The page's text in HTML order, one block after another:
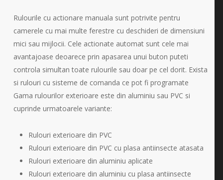
Rulourile cu actionare manuala sunt potrivite pentru
camerele cu mai multe ferestre cu deschideri de dimensiuni
mici sau mijlocii. Cele actionate automat sunt cele mai
avantajoase deoarece prin apasarea unui buton puteti
controla simultan toate rulourile sau doar pe cel dorit. Exista
si rulouri cu sisteme de comanda ce pot fi programate
Gama rulourilor exterioare este din aluminiu sau PVC si
cuprinde urmatoarele variante:
Rulouri exterioare din PVC
Rulouri exterioare din PVC cu plasa antiinsecte atasata
Rulouri exterioare din aluminiu aplicate
Rulouri exterioare din aluminiu cu plasa antiinsecte